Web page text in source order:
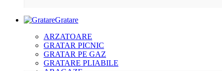
Gratare
ARZATOARE
GRATAR PICNIC
GRATAR PE GAZ
GRATARE PLIABILE